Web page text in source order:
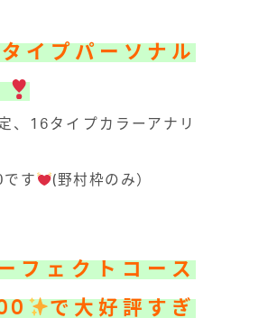
イプパーソナル
、16タイプカラーアナリ
す
(野村枠のみ）
フェクトコース
で大好評すぎ